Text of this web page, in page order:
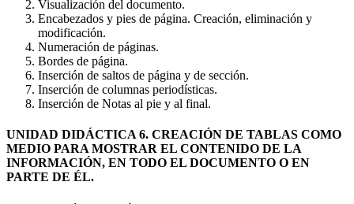
Visualización del documento.
Encabezados y pies de página. Creación, eliminación y
modificación.
Numeración de páginas.
Bordes de página.
Inserción de saltos de página y de sección.
Inserción de columnas periodísticas.
Inserción de Notas al pie y al final.
UNIDAD DIDÁCTICA 6. CREACIÓN DE TABLAS COMO
MEDIO PARA MOSTRAR EL CONTENIDO DE LA
INFORMACIÓN, EN TODO EL DOCUMENTO O EN
PARTE DE ÉL.